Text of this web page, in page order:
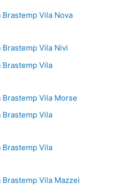
Vila Nova
Vila Nivi
Brastemp Vila
Vila Morse
Brastemp Vila
Brastemp Vila
Vila Mazzei